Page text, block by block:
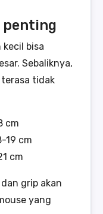
penting
bisa
Sebaliknya,
tidak
cm
19 cm
cm
grip akan
yang